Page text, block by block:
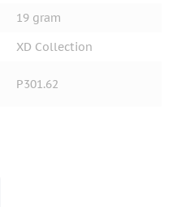
19 gram
XD Collection
P301.62